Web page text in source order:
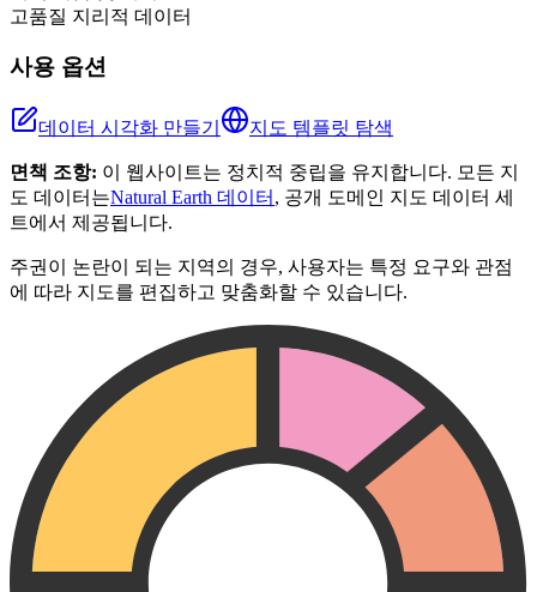
고품질 지리적 데이터
사용 옵션
데이터 시각화 만들기 지도 템플릿 탐색
면책 조항: 이 웹사이트는 정치적 중립을 유지합니다. 모든 지
도 데이터는Natural Earth 데이터 , 공개 도메인 지도 데이터 세
트에서 제공됩니다.
주권이 논란이 되는 지역의 경우, 사용자는 특정 요구와 관점
에 따라 지도를 편집하고 맞춤화할 수 있습니다.